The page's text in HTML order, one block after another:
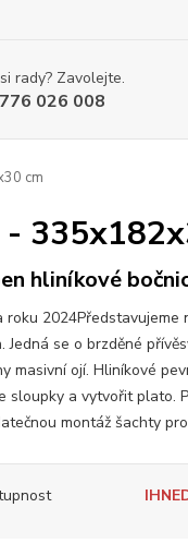
rady? Zavolejte.
026 008
cm
hliníkové
roku 2024Představujeme
Jedná se o brzděné
masivní ojí. Hliníkové
sloupky a vytvořit plato.
montáž šachty pro